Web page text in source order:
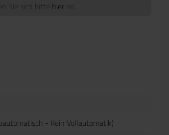
Sie sich bitte hier an.
- Kein Vollautomatik)